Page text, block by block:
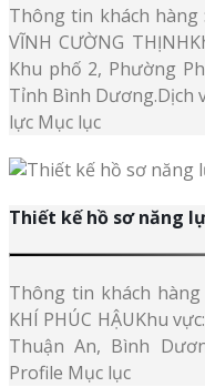
Thông tin khách hàng
VĨNH CƯỜNG
Khu phố 2, Phường
Tỉnh Bình Dương.Dịch
lực Mục lục
Thiết kế hồ sơ năng
Thông tin khách hàng
KHÍ PHÚC HẬUKhu
Thuận An, Bình
Profile Mục lục